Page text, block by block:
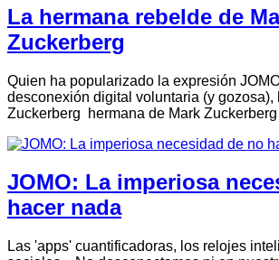
La hermana rebelde de
Zuckerberg
Quien ha popularizado la expresión
desconexión digital voluntaria (y gozosa),
Zuckerberg hermana de Mark
JOMO: La imperiosa
hacer nada
Las 'apps' cuantificadoras, los relojes